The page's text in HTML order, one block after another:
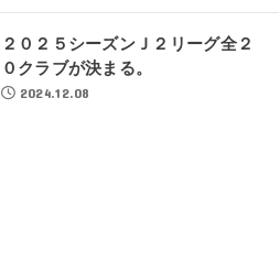
２０２５シーズンＪ２リーグ全２
０クラブが決まる。
2024.12.08